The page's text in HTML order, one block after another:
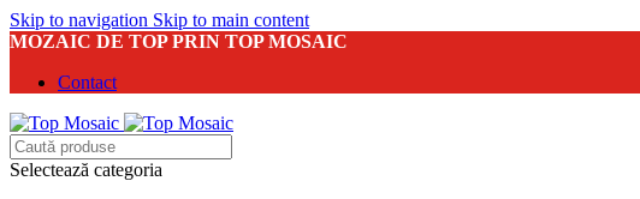
Skip to navigation Skip to main content
MOZAIC DE TOP PRIN TOP MOSAIC
Contact
Selectează categoria